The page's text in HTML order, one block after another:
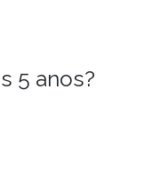
5 anos?